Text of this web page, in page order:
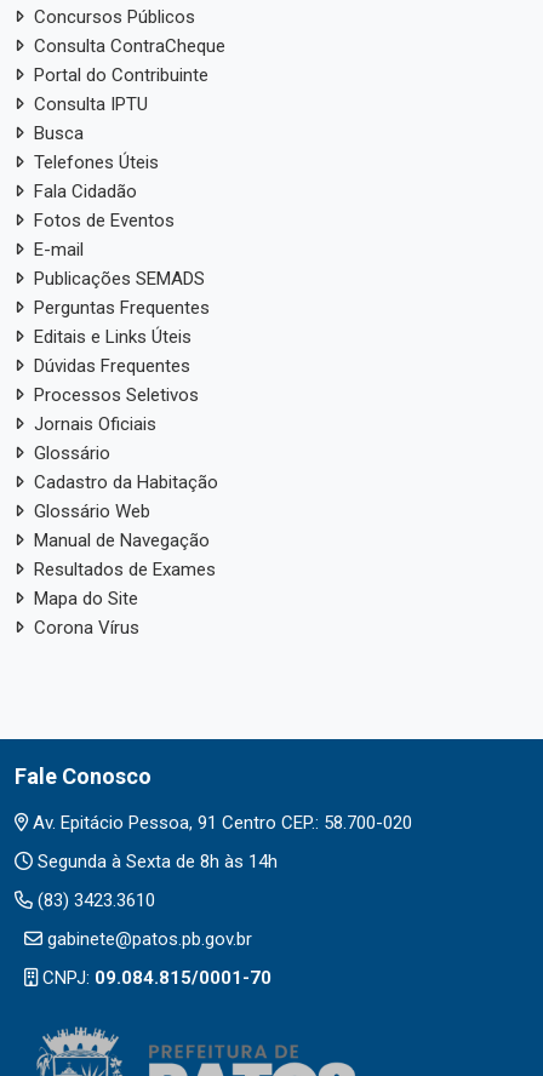
Concursos Públicos
Consulta ContraCheque
Portal do Contribuinte
Consulta IPTU
Busca
Telefones Úteis
Fala Cidadão
Fotos de Eventos
E-mail
Publicações SEMADS
Perguntas Frequentes
Editais e Links Úteis
Dúvidas Frequentes
Processos Seletivos
Jornais Oficiais
Glossário
Cadastro da Habitação
Glossário Web
Manual de Navegação
Resultados de Exames
Mapa do Site
Corona Vírus
Fale Conosco
Av. Epitácio Pessoa, 91 Centro CEP.: 58.700-020
Segunda à Sexta de 8h às 14h
(83) 3423.3610
gabinete@patos.pb.gov.br
CNPJ: 09.084.815/0001-70